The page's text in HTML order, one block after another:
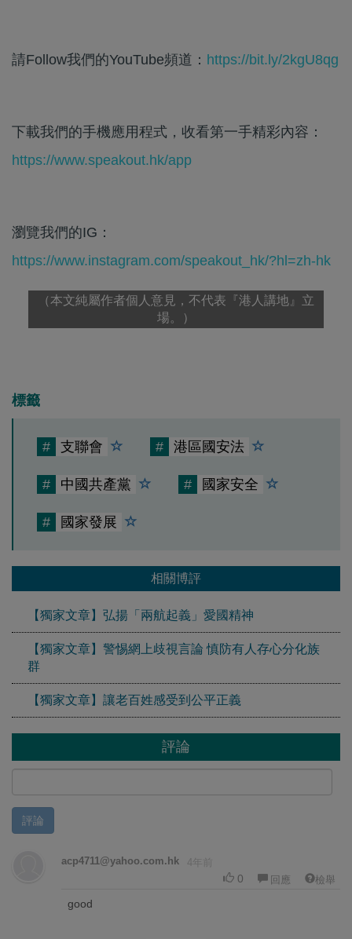
請Follow我們的YouTube頻道： https://bit.ly/2kgU8qg
下載我們的手機應用程式，收看第一手精彩內容：
https://www.speakout.hk/app
瀏覽我們的IG：
https://www.instagram.com/speakout_hk/?hl=zh-hk
（本文純屬作者個人意見，不代表『港人講地』立
場。）
標籤
# 支聯會 # 港區國安法
# 中國共產黨 # 國家安全
# 國家發展
相關博評
【獨家文章】弘揚「兩航起義」愛國精神
【獨家文章】警惕網上歧視言論 慎防有人存心分化族
群
【獨家文章】讓老百姓感受到公平正義
評論
評論
acp4711@yahoo.com.hk 4年前
0 回應 檢舉
good